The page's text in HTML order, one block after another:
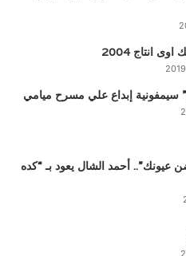
انتاج 2004
سيمفونية إبداع علي مسرح ميامي
عيونك”.. أحمد الشال يعود بـ “كده